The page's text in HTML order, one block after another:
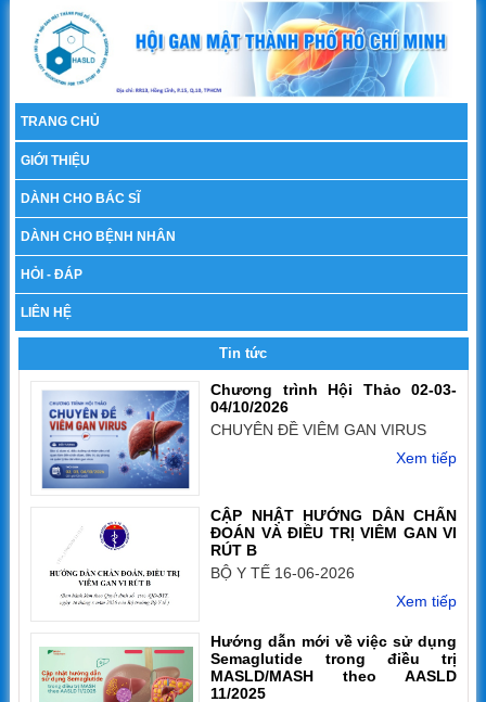
TRANG CHỦ
GIỚI THIỆU
DÀNH CHO BÁC SĨ
DÀNH CHO BỆNH NHÂN
HỎI - ĐÁP
LIÊN HỆ
Tin tức
Chương trình Hội Thảo 02-03-
04/10/2026
CHUYÊN ĐỀ VIÊM GAN VIRUS
Xem tiếp
CẬP NHẬT HƯỚNG DẪN CHẨN
ĐOÁN VÀ ĐIỀU TRỊ VIÊM GAN VI
RÚT B
BỘ Y TẾ 16-06-2026
Xem tiếp
Hướng dẫn mới về việc sử dụng
Semaglutide trong điều trị
MASLD/MASH theo AASLD
11/2025